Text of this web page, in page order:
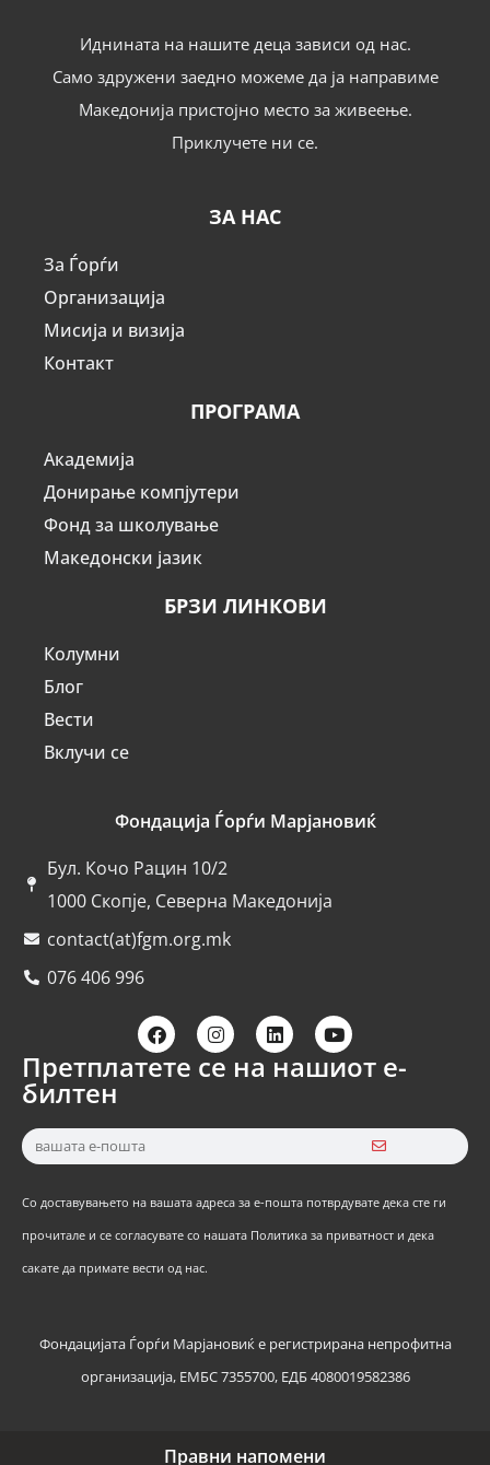
Иднината на нашите деца зависи од нас.
Само здружени заедно можеме да ја направиме
Македонија пристојно место за живеење.
Приклучете ни се.
ЗА НАС
За Ѓорѓи
Организација
Мисија и визија
Контакт
ПРОГРАМА
Академија
Донирање компјутери
Фонд за школување
Македонски јазик
БРЗИ ЛИНКОВИ
Колумни
Блог
Вести
Вклучи се
Фондација Ѓорѓи Марјановиќ
Бул. Кочо Рацин 10/2
1000 Скопје, Северна Македонија
contact(at)fgm.org.mk
076 406 996
Претплатете се на нашиот е-
билтен
Со доставувањето на вашата адреса за е-пошта потврдувате дека сте ги
прочитале и се согласувате со нашата Политика за приватност и дека
сакате да примате вести од нас.
Фондацијата Ѓорѓи Марјановиќ е регистрирана непрофитна
организација, ЕМБС 7355700, ЕДБ 4080019582386
Правни напомени